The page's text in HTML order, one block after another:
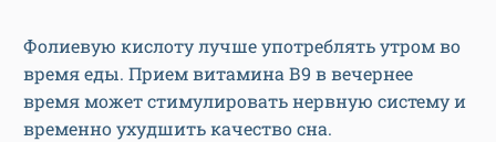
Фолиевую кислоту лучше употреблять утром во
время еды. Прием витамина В9 в вечернее
время может стимулировать нервную систему и
временно ухудшить качество сна.